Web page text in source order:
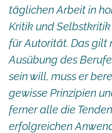
täglichen Arbeit in
Kritik und
für Autorität. Das gilt
Ausübung des
sein will, muss er
gewisse Prinzipien
ferner alle die
erfolgreichen